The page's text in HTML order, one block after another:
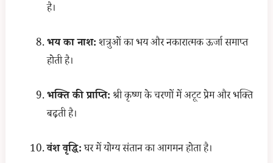
है।
भय का नाश:शत्रुओं का भय और नकारात्मक ऊर्जा समाप्त
होती है।
भक्ति की प्राप्ति: श्री कृष्ण के चरणों में अटूट प्रेम और भक्ति
बढ़ती है।
वंश वृद्धि:घर में योग्य संतान का आगमन होता है।